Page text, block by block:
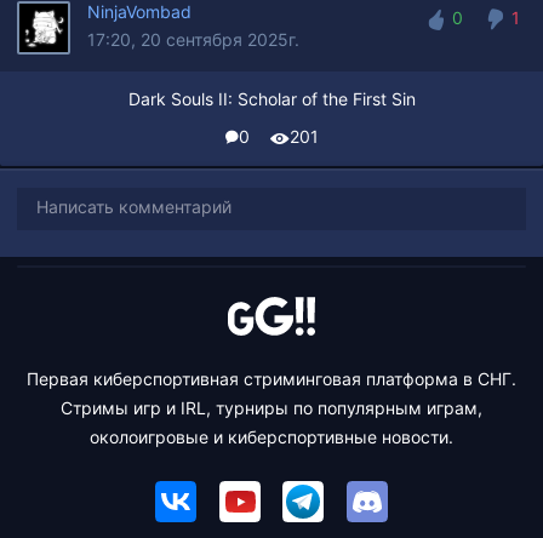
NinjaVombad
17:20, 20 сентября 2025г.
0
1
Dark Souls II: Scholar of the First Sin
0
201
Написать комментарий
Первая киберспортивная стриминговая платформа в СНГ.
Стримы игр и IRL, турниры по популярным играм,
околоигровые и киберспортивные новости.